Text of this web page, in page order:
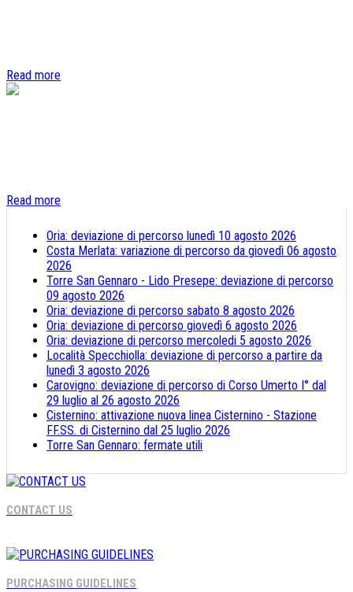
Read more
Read more
Oria: deviazione di percorso lunedì 10 agosto 2026
Costa Merlata: variazione di percorso da giovedì 06 agosto
2026
Torre San Gennaro - Lido Presepe: deviazione di percorso
09 agosto 2026
Oria: deviazione di percorso sabato 8 agosto 2026
Oria: deviazione di percorso giovedì 6 agosto 2026
Oria: deviazione di percorso mercoledi 5 agosto 2026
Località Specchiolla: deviazione di percorso a partire da
lunedì 3 agosto 2026
Carovigno: deviazione di percorso di Corso Umerto I° dal
29 luglio al 26 agosto 2026
Cisternino: attivazione nuova linea Cisternino - Stazione
FF.SS. di Cisternino dal 25 luglio 2026
Torre San Gennaro: fermate utili
CONTACT US
PURCHASING GUIDELINES